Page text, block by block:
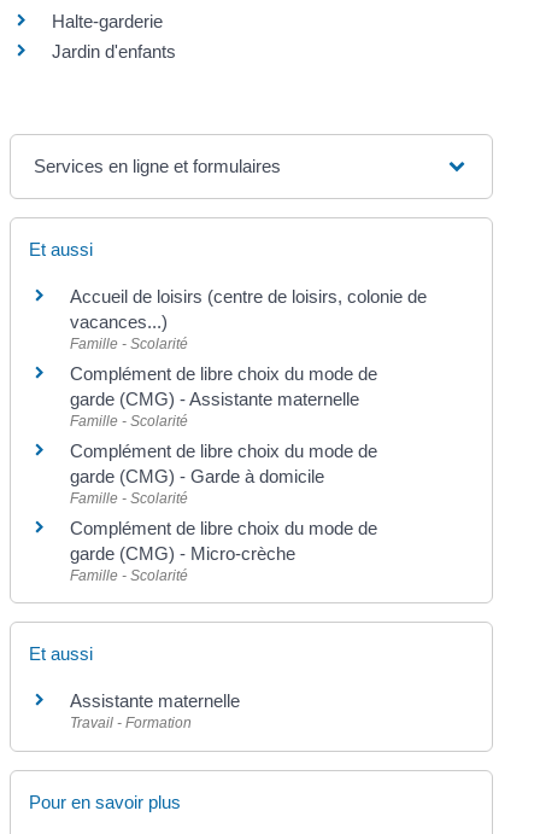
Halte-garderie
Jardin d'enfants
Services en ligne et formulaires
Et aussi
Accueil de loisirs (centre de loisirs, colonie de
vacances...)
Famille - Scolarité
Complément de libre choix du mode de
garde (CMG) - Assistante maternelle
Famille - Scolarité
Complément de libre choix du mode de
garde (CMG) - Garde à domicile
Famille - Scolarité
Complément de libre choix du mode de
garde (CMG) - Micro-crèche
Famille - Scolarité
Et aussi
Assistante maternelle
Travail - Formation
Pour en savoir plus